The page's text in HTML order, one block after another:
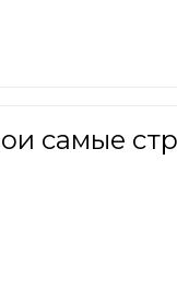
самые